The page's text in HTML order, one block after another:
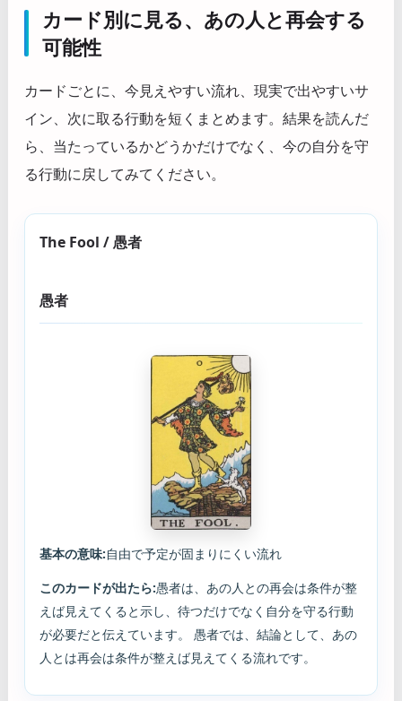
カード別に見る、あの人と再会する
可能性
カードごとに、今見えやすい流れ、現実で出やすいサ
イン、次に取る行動を短くまとめます。結果を読んだ
ら、当たっているかどうかだけでなく、今の自分を守
る行動に戻してみてください。
The Fool / 愚者
愚者
基本の意味:自由で予定が固まりにくい流れ
このカードが出たら:愚者は、あの人との再会は条件が整
えば見えてくると示し、待つだけでなく自分を守る行動
が必要だと伝えています。 愚者では、結論として、あの
人とは再会は条件が整えば見えてくる流れです。